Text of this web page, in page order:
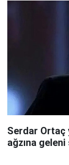
Serdar Ortaç
ağzına geleni